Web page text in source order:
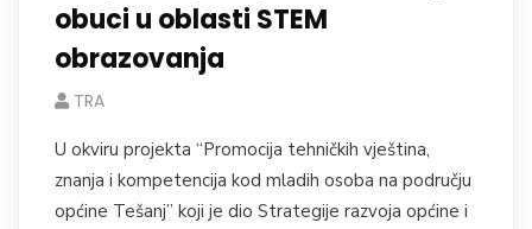
obuci u oblasti STEM
obrazovanja
TRA
U okviru projekta “Promocija tehničkih vještina,
znanja i kompetencija kod mladih osoba na području
općine Tešanj” koji je dio Strategije razvoja općine i